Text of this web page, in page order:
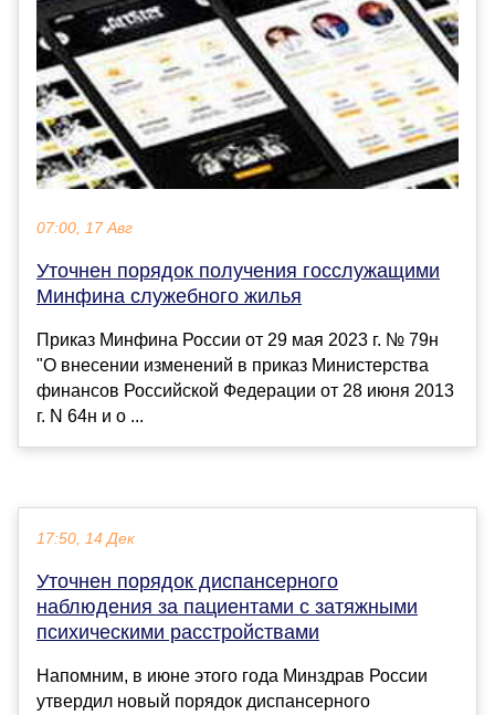
07:00, 17 Авг
Уточнен порядок получения госслужащими
Минфина служебного жилья
Приказ Минфина России от 29 мая 2023 г. № 79н
"О внесении изменений в приказ Министерства
финансов Российской Федерации от 28 июня 2013
г. N 64н и о ...
17:50, 14 Дек
Уточнен порядок диспансерного
наблюдения за пациентами с затяжными
психическими расстройствами
Напомним, в июне этого года Минздрав России
утвердил новый порядок диспансерного